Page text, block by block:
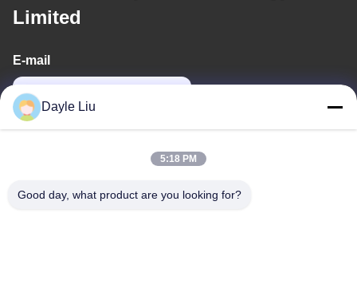
Limited
E-mail
Dayle Liu
5:18 PM
Good day, what product are you looking for?